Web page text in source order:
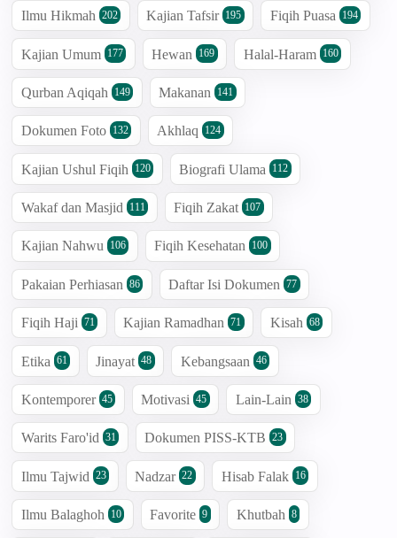
Ilmu Hikmah 202 Kajian Tafsir 195 Fiqih Puasa 194
Kajian Umum 177 Hewan 169 Halal-Haram 160
Qurban Aqiqah 149 Makanan 141
Dokumen Foto 132 Akhlaq 124
Kajian Ushul Fiqih 120 Biografi Ulama 112
Wakaf dan Masjid 111 Fiqih Zakat 107
Kajian Nahwu 106 Fiqih Kesehatan 100
Pakaian Perhiasan 86 Daftar Isi Dokumen 77
Fiqih Haji 71 Kajian Ramadhan 71 Kisah 68
Etika 61 Jinayat 48 Kebangsaan 46
Kontemporer 45 Motivasi 45 Lain-Lain 38
Warits Faro'id 31 Dokumen PISS-KTB 23
Ilmu Tajwid 23 Nadzar 22 Hisab Falak 16
Ilmu Balaghoh 10 Favorite 9 Khutbah 8